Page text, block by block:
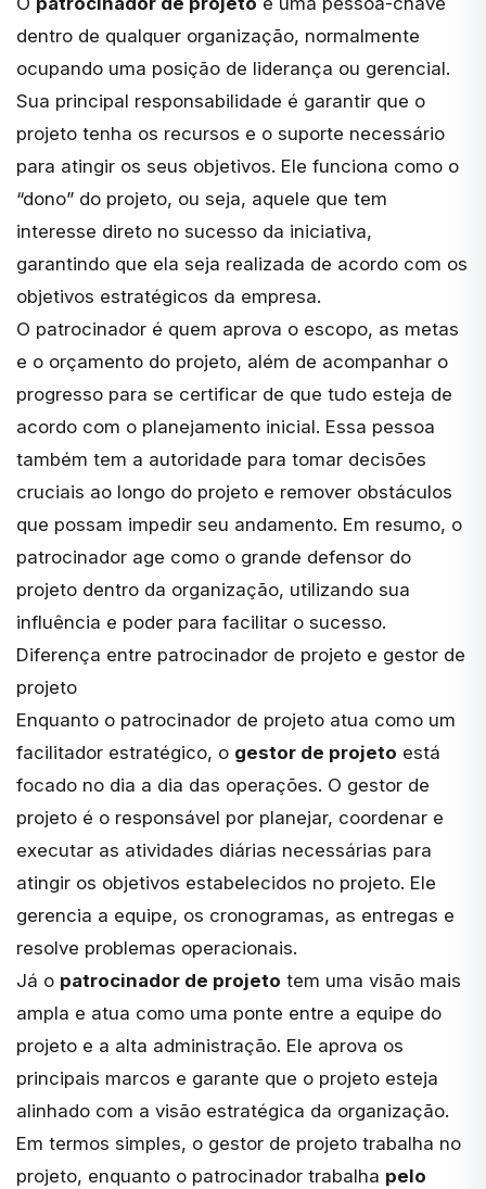
dentro de qualquer organização, normalmente
ocupando uma posição de liderança ou gerencial.
Sua principal responsabilidade é garantir que o
projeto tenha os recursos e o suporte necessário
para atingir os seus objetivos. Ele funciona como o
“dono” do projeto, ou seja, aquele que tem
interesse direto no sucesso da iniciativa,
garantindo que ela seja realizada de acordo com os
objetivos estratégicos da empresa.
O patrocinador é quem aprova o escopo, as metas
e o orçamento do projeto, além de acompanhar o
progresso para se certificar de que tudo esteja de
acordo com o planejamento inicial. Essa pessoa
também tem a autoridade para tomar decisões
cruciais ao longo do projeto e remover obstáculos
que possam impedir seu andamento. Em resumo, o
patrocinador age como o grande defensor do
projeto dentro da organização, utilizando sua
influência e poder para facilitar o sucesso.
Diferença entre patrocinador de projeto e gestor de
projeto
Enquanto o patrocinador de projeto atua como um
facilitador estratégico, o gestor de projeto está
focado no dia a dia das operações. O gestor de
projeto é o responsável por planejar, coordenar e
executar as atividades diárias necessárias para
atingir os objetivos estabelecidos no projeto. Ele
gerencia a equipe, os cronogramas, as entregas e
resolve problemas operacionais.
Já o patrocinador de projeto tem uma visão mais
ampla e atua como uma ponte entre a equipe do
projeto e a alta administração. Ele aprova os
principais marcos e garante que o projeto esteja
alinhado com a visão estratégica da organização.
Em termos simples, o gestor de projeto trabalha no
projeto, enquanto o patrocinador trabalha pelo